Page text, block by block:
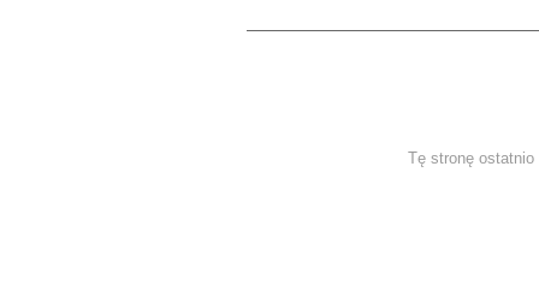
Tę stronę